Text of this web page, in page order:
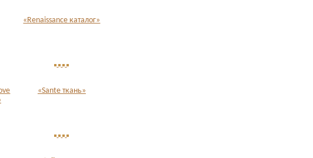
«Renaissance каталог»
«Sante ткань»